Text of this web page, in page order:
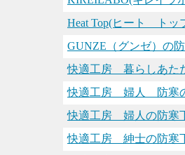
Heat Top(ヒート トッ
GUNZE（グンゼ）の
快適工房 暮らしあた
快適工房 婦人 防寒
快適工房 婦人の防寒
快適工房 紳士の防寒